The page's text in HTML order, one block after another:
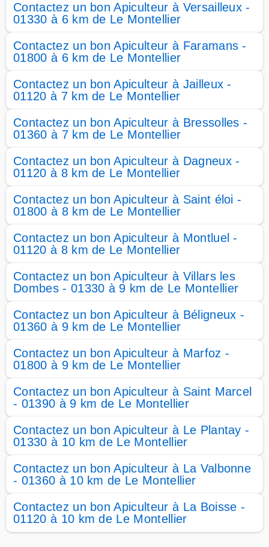
Contactez un bon Apiculteur à Versailleux -
01330 à 6 km de Le Montellier
Contactez un bon Apiculteur à Faramans -
01800 à 6 km de Le Montellier
Contactez un bon Apiculteur à Jailleux -
01120 à 7 km de Le Montellier
Contactez un bon Apiculteur à Bressolles -
01360 à 7 km de Le Montellier
Contactez un bon Apiculteur à Dagneux -
01120 à 8 km de Le Montellier
Contactez un bon Apiculteur à Saint éloi -
01800 à 8 km de Le Montellier
Contactez un bon Apiculteur à Montluel -
01120 à 8 km de Le Montellier
Contactez un bon Apiculteur à Villars les
Dombes - 01330 à 9 km de Le Montellier
Contactez un bon Apiculteur à Béligneux -
01360 à 9 km de Le Montellier
Contactez un bon Apiculteur à Marfoz -
01800 à 9 km de Le Montellier
Contactez un bon Apiculteur à Saint Marcel
- 01390 à 9 km de Le Montellier
Contactez un bon Apiculteur à Le Plantay -
01330 à 10 km de Le Montellier
Contactez un bon Apiculteur à La Valbonne
- 01360 à 10 km de Le Montellier
Contactez un bon Apiculteur à La Boisse -
01120 à 10 km de Le Montellier